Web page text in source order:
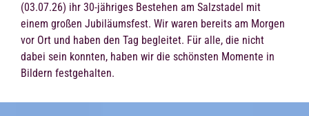
(03.07.26) ihr 30-jähriges Bestehen am Salzstadel mit
einem großen Jubiläumsfest. Wir waren bereits am Morgen
vor Ort und haben den Tag begleitet. Für alle, die nicht
dabei sein konnten, haben wir die schönsten Momente in
Bildern festgehalten.